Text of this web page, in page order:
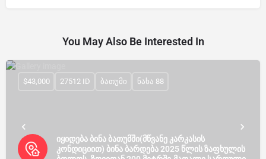
You May Also Be Interested In
იყიდება ბინა ბათუმში(მწვანე კარკასის
კონდიციით) ბინა ბარდება 2025 წლის ზაფხულის
$43,000 27512 ID ბათუმი ნახა 88